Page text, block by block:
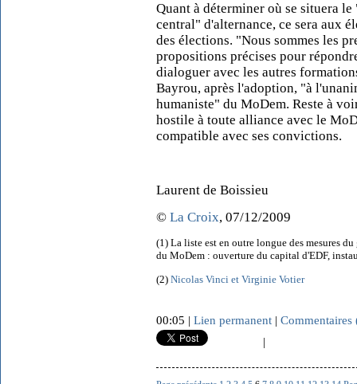
Quant à déterminer où se situera
central" d'alternance, ce sera aux
des élections. "Nous sommes les
propositions précises pour
dialoguer avec les autres
Bayrou, après l'adoption, "à
humaniste" du MoDem. Reste à
hostile à toute alliance avec le
compatible avec ses convictions.
Laurent de Boissieu
© La Croix, 07/12/2009
(1) La liste est en outre longue des mesures
du MoDem : ouverture du capital d'EDF,
(2) Nicolas Vinci et Virginie Votier
00:05 | Lien permanent | Commentaires
|